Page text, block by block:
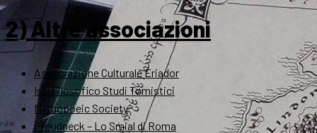
2) Altre associazioni
Associazione Culturale Eriador
Ist. Filosofico Studi Tomistici
Mythopoeic Society
Proudneck – Lo Smial di Roma